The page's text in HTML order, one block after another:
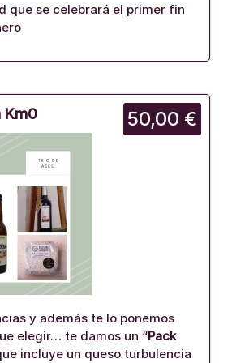
que se celebrará el primer fin
50,00 €
Km0
y además te lo ponemos
elegir… te damos un “Pack
incluye un queso turbulencia